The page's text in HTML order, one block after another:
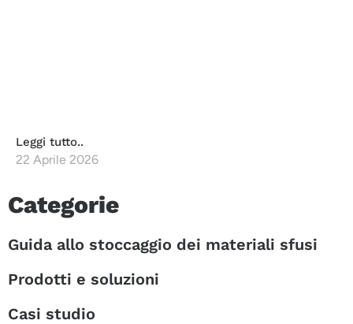
Leggi tutto..
22 Aprile 2026
Categorie
Guida allo stoccaggio dei materiali sfusi
Prodotti e soluzioni
Casi studio